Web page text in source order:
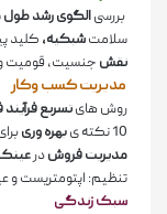
بررسیالگوی رشد
سلامتشبکیه، کلید
نقش جنسیت، قومیت
مدیریت کسب­ و­کار
روش هایتسریع
10 نکته ی
بهره وری
مدیریت فروشدر
تنظیم: اپتومتریست و
سبک زندگی